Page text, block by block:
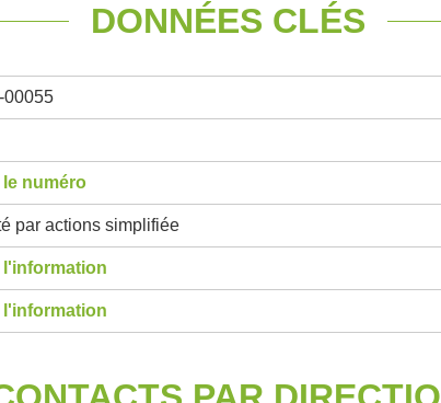
DONNÉES CLÉS
00055
numéro
par actions simplifiée
l'information
l'information